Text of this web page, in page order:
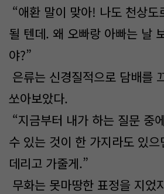
“애환 말이 맞아! 나도 천상도
될 텐데. 왜 오빠랑 아빠는 날
야?”
은류는 신경질적으로 담배를
쏘아보았다.
“지금부터 내가 하는 질문 중
수 있는 것이 한 가지라도 있
데리고 가줄게.”
무화는 못마땅한 표정을 지었